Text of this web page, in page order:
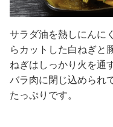
サラダ油を熱しにんに
らカットした白ねぎと
ねぎはしっかり火を通
バラ肉に閉じ込められ
たっぷりです。